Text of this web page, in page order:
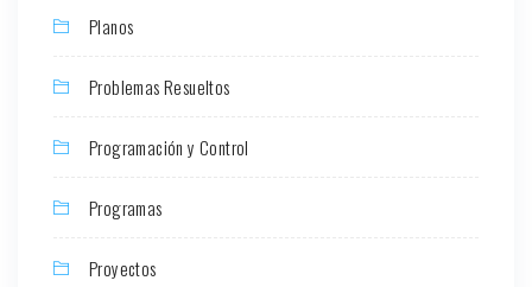
Planos
Problemas Resueltos
Programación y Control
Programas
Proyectos